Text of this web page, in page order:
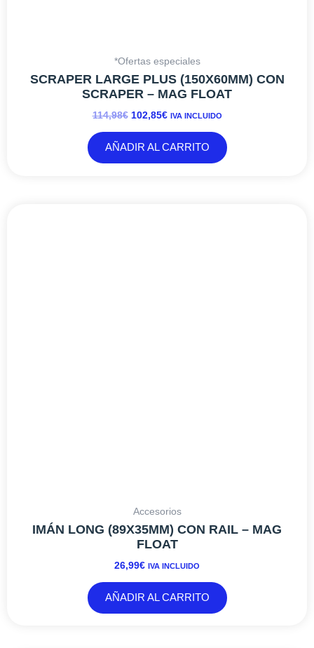
*Ofertas especiales
SCRAPER LARGE PLUS (150X60MM) CON
SCRAPER – MAG FLOAT
114,98€ 102,85€ IVA INCLUIDO
AÑADIR AL CARRITO
Accesorios
IMÁN LONG (89X35MM) CON RAIL – MAG
FLOAT
26,99€ IVA INCLUIDO
AÑADIR AL CARRITO